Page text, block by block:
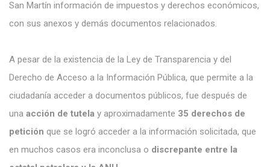
San Martín información de impuestos y derechos económicos,
con sus anexos y demás documentos relacionados.
A pesar de la existencia de la Ley de Transparencia y del
Derecho de Acceso a la Información Pública, que permite a la
ciudadanía acceder a documentos públicos, fue después de
una acción de tutela y aproximadamente 35 derechos de
petición que se logró acceder a la información solicitada, que
en muchos casos era inconclusa o discrepante entre la